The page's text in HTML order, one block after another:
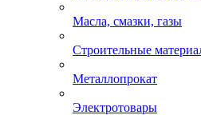
Масла, смазки, газы
Строительные
Металлопрокат
Электротовары